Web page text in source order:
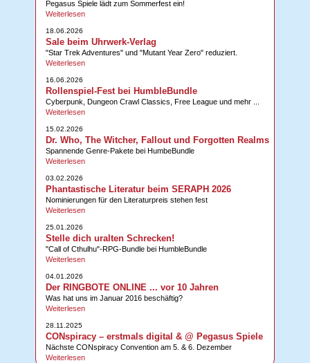
Pegasus Spiele lädt zum Sommerfest ein!
Weiterlesen
18.06.2026
Sale beim Uhrwerk-Verlag
"Star Trek Adventures" und "Mutant Year Zero" reduziert.
Weiterlesen
16.06.2026
Rollenspiel-Fest bei HumbleBundle
Cyberpunk, Dungeon Crawl Classics, Free League und mehr ...
Weiterlesen
15.02.2026
Dr. Who, The Witcher, Fallout und Forgotten Realms
Spannende Genre-Pakete bei HumbeBundle
Weiterlesen
03.02.2026
Phantastische Literatur beim SERAPH 2026
Nominierungen für den Literaturpreis stehen fest
Weiterlesen
25.01.2026
Stelle dich uralten Schrecken!
"Call of Cthulhu"-RPG-Bundle bei HumbleBundle
Weiterlesen
04.01.2026
Der RINGBOTE ONLINE ... vor 10 Jahren
Was hat uns im Januar 2016 beschäftig?
Weiterlesen
28.11.2025
CONspiracy – erstmals digital & @ Pegasus Spiele
Nächste CONspiracy Convention am 5. & 6. Dezember
Weiterlesen